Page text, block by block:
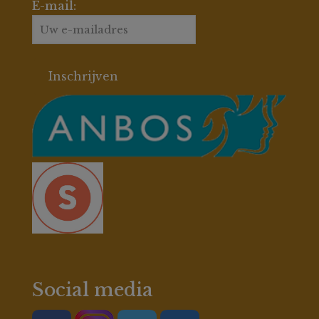
E-mail:
Social media